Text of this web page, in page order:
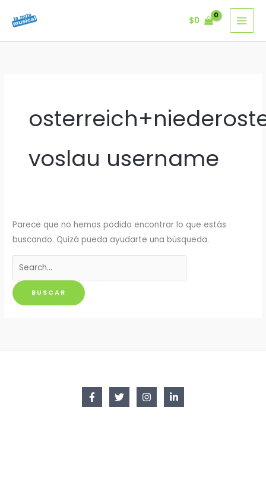
$0
voslau username
Parece que no hemos podido encontrar lo que estás
buscando. Quizá pueda ayudarte una búsqueda.
Buscar
por: